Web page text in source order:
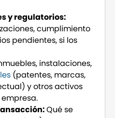
y regulatorios:
cumplimiento
pendientes, si los
instalaciones,
(patentes, marcas,
y otros activos
Qué se